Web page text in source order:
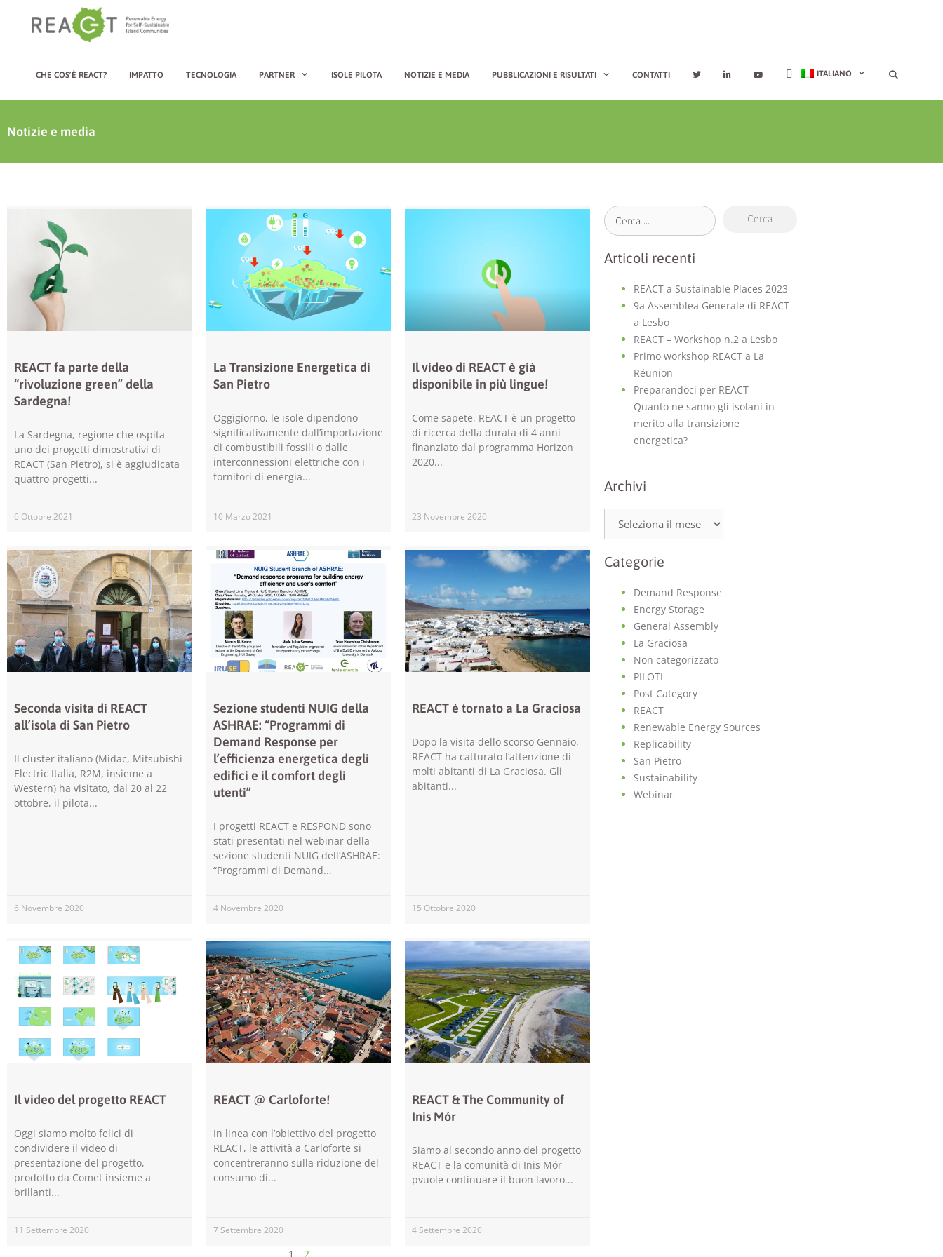
CHE COS’È REACT? IMPATTO TECNOLOGIA PARTNER ISOLE PILOTA NOTIZIE E MEDIA PUBBLICAZIONI E RISULTATI CONTATTI ITALIANO
Notizie e media
REACT fa parte della
“rivoluzione green” della
Sardegna!
La Sardegna, regione che ospita
uno dei progetti dimostrativi di
REACT (San Pietro), si è aggiudicata
quattro progetti
6 Ottobre 2021
La Transizione Energetica di
San Pietro
Oggigiorno, le isole dipendono
significativamente dall’importazione
di combustibili fossili o dalle
interconnessioni elettriche con i
fornitori di energia
10 Marzo 2021
Il video di REACT è già
disponibile in più lingue!
Come sapete, REACT è un progetto
di ricerca della durata di 4 anni
finanziato dal programma Horizon
2020
23 Novembre 2020
Seconda visita di REACT
all’isola di San Pietro
Il cluster italiano (Midac, Mitsubishi
Electric Italia, R2M, insieme a
Western) ha visitato, dal 20 al 22
ottobre, il pilota
6 Novembre 2020
Sezione studenti NUIG della
ASHRAE: “Programmi di
Demand Response per
l’efficienza energetica degli
edifici e il comfort degli
utenti”
I progetti REACT e RESPOND sono
stati presentati nel webinar della
sezione studenti NUIG dell’ASHRAE:
“Programmi di Demand
4 Novembre 2020
REACT è tornato a La Graciosa
Dopo la visita dello scorso Gennaio,
REACT ha catturato l’attenzione di
molti abitanti di La Graciosa. Gli
abitanti
15 Ottobre 2020
Il video del progetto REACT
Oggi siamo molto felici di
condividere il video di
presentazione del progetto,
prodotto da Comet insieme a
brillanti
11 Settembre 2020
REACT @ Carloforte!
In linea con l’obiettivo del progetto
REACT, le attività a Carloforte si
concentreranno sulla riduzione del
consumo di
7 Settembre 2020
REACT & The Community of
Inis Mór
Siamo al secondo anno del progetto
REACT e la comunità di Inis Mór
pvuole continuare il buon lavoro
4 Settembre 2020
1 2
Articoli recenti
REACT a Sustainable Places 2023
9a Assemblea Generale di REACT
a Lesbo
REACT – Workshop n.2 a Lesbo
Primo workshop REACT a La
Réunion
Preparandoci per REACT –
Quanto ne sanno gli isolani in
merito alla transizione
energetica?
Archivi
Categorie
Demand Response
Energy Storage
General Assembly
La Graciosa
Non categorizzato
PILOTI
Post Category
REACT
Renewable Energy Sources
Replicability
San Pietro
Sustainability
Webinar
funzionamento
del sito web.
Statistiche
Per
consentirci
di
migliorare
e la
web, in
base
all'utilizzo
sul nostro
sito durante
la tua visita.
Se rifiuti
questi
cookie,
alcune
funzioni del
sito non
saranno
tuoi interessi e il
tuo
comportamento